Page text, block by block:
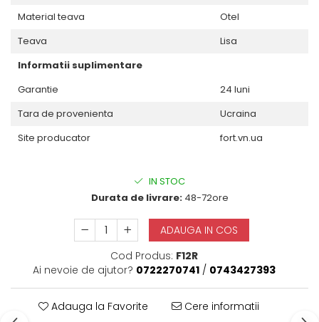
Material teava
Otel
Teava
Lisa
Informatii suplimentare
Garantie
24 luni
Tara de provenienta
Ucraina
Site producator
fort.vn.ua
IN STOC
Durata de livrare:48-72ore
ADAUGA IN COS
Cod Produs: F12R
Ai nevoie de ajutor? 0722270741 / 0743427393
Adauga la Favorite Cere informatii